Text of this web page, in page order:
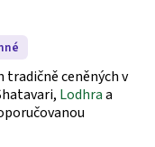
ceněných v
Lodhraa